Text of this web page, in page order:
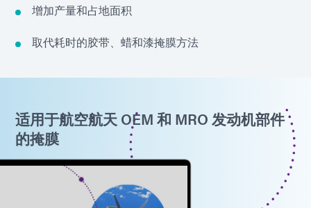
增加产量和占地面积
取代耗时的胶带、蜡和漆掩膜方法
适用于航空航天 OEM 和 MRO 发动机部件
的掩膜